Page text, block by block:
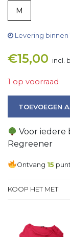
M
Levering binnen
€15,00 incl.
1 op voorraad
TOEVOEGEN
Voor iedere
Regreener
Ontvang 15
KOOP HET MET